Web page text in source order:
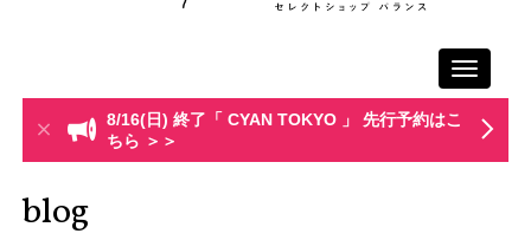
Toggle
8/16(日) 終了「 CYAN TOKYO 」 先行予約はこ
ちら ＞＞
blog